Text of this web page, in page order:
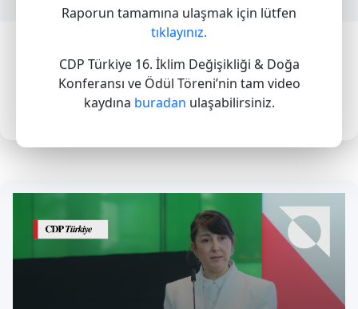
Raporun tamamına ulaşmak için lütfen
tıklayınız.
CDP Türkiye 16. İklim Değişikliği & Doğa
Konferansı ve Ödül Töreni’nin tam video
kaydına buradan ulaşabilirsiniz.
2026 itibarıyla, iklim değişikliği alanında
liderlik gösteren KOBİ'ler, İklim Değişikliği
Programı kapsamında KOBİ A notu
alabilecek